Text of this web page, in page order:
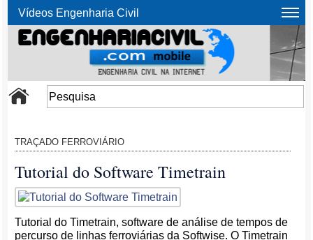
Vídeos Engenharia Civil
TRAÇADO FERROVIÁRIO
Tutorial do Software Timetrain
Tutorial do Timetrain, software de análise de tempos de
percurso de linhas ferroviárias da Softwise. O Timetrain